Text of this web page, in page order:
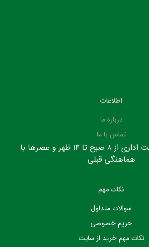
اطلاعات
درباره ما
تماس با ما
ساعت کاری: ساعت اداری از ۸ صبح تا ۱۴ ظهر و عصرها با
هماهنگی قبلی
نکات مهم
سوالات متداول
حریم خصوصی
نکات مهم خرید از سایت